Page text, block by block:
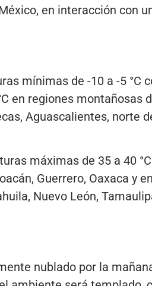
en interacción con
mínimas de -10 a -5 °C
en regiones montañosas
Aguascalientes, norte
máximas de 35 a 40
Guerrero, Oaxaca y
Nuevo León,
nublado por la